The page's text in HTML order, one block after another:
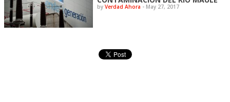
byVerdad Ahora - May 27, 2017